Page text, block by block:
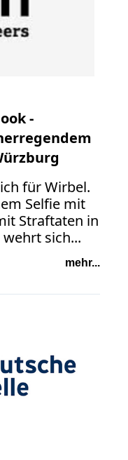
-
für Wirbel.
Selfie mit
Straftaten in
sich...
mehr...